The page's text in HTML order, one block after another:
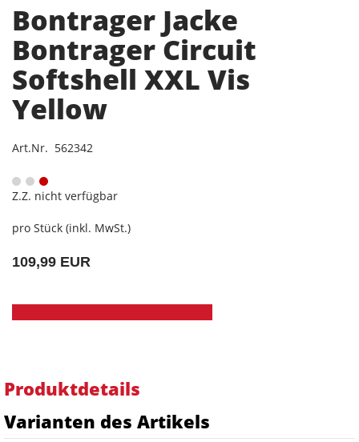
Bontrager Jacke
Bontrager Circuit
Softshell XXL Vis
Yellow
Art.Nr. 562342
Z.Z. nicht verfügbar
pro Stück (inkl. MwSt.)
109,99 EUR
Produktdetails
Varianten des Artikels